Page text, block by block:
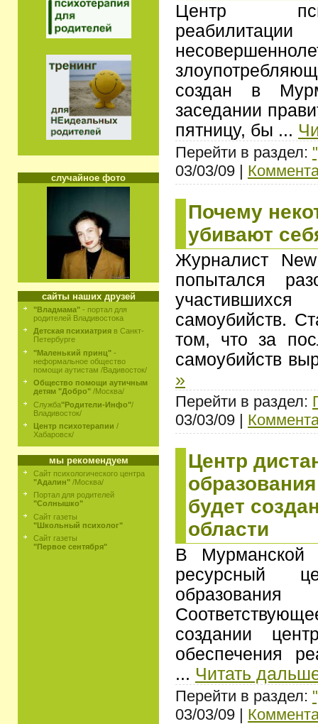
случайное фото
сайты наших друзей
"Владмама" - портал для
родителей Владивостока
Детская психиатрия в Санкт-
Петербурге
"Маленький принц" -
неформальное общество
помощи аутистам /Вадивосток/
Общество помощи аутичным
детям "Добро" /Москва/
Служба"Родители-Инфо"/
Владивосток/
Центр психотерапии /
Хабаровск/
мы рекомендуем
Сайт психологического центра
"Адалин" /Москва/
Портал для родителей
"Солнышко"
Сайт газеты
"Школьный психолог"
Сайт газеты
"Первое сентября"
Центр
создан в
заседании
пятницу, бы ...
Перейти в раздел:
03/03/09 |
Почему
убивают
Журналист
попытался
самоубийств.
том, что за
самоубийств
»
Перейти в раздел:
03/03/09 |
Центр
будет
области
В Мурманской
ресурсный
создании
обеспечения
... Читать
Перейти в раздел:
03/03/09 |